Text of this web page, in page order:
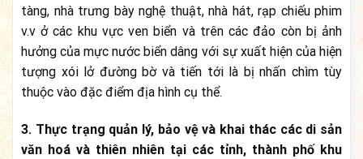
tàng, nhà trưng bày nghệ thuật, nhà hát, rạp chiếu phim
v.v ở các khu vực ven biển và trên các đảo còn bị ảnh
hưởng của mực nước biển dâng với sự xuất hiện của hiện
tượng xói lở đường bờ và tiến tới là bị nhấn chìm tùy
thuộc vào đặc điểm địa hình cụ thể.
3. Thực trạng quản lý, bảo vệ và khai thác các di sản
văn hoá và thiên nhiên tại các tỉnh, thành phố khu